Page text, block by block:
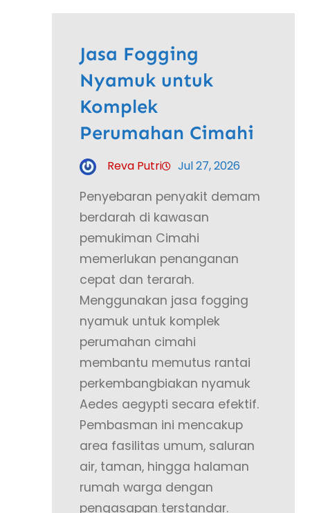
Jasa Fogging
Nyamuk untuk
Komplek
Perumahan Cimahi
Reva Putri Jul 27, 2026
Penyebaran penyakit demam
berdarah di kawasan
pemukiman Cimahi
memerlukan penanganan
cepat dan terarah.
Menggunakan jasa fogging
nyamuk untuk komplek
perumahan cimahi
membantu memutus rantai
perkembangbiakan nyamuk
Aedes aegypti secara efektif.
Pembasman ini mencakup
area fasilitas umum, saluran
air, taman, hingga halaman
rumah warga dengan
pengasapan terstandar.